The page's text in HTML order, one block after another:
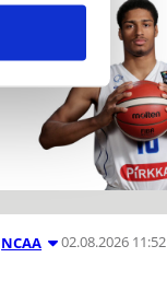
NCAA 02.08.2026 11:52